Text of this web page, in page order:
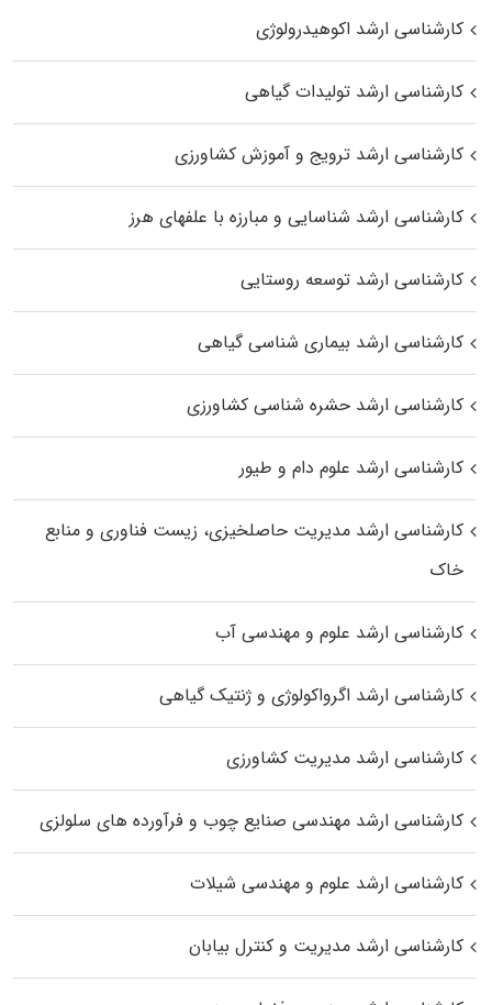
کارشناسی ارشد اکوهیدرولوژی
کارشناسی ارشد تولیدات گیاهی
کارشناسی ارشد ترویج و آموزش کشاورزی
کارشناسی ارشد شناسایی و مبارزه با علفهای هرز
کارشناسی ارشد توسعه روستایی
کارشناسی ارشد بیماری‌ شناسی گیاهی
کارشناسی ارشد حشره‌ شناسی کشاورزی
کارشناسی ارشد علوم دام و طیور
کارشناسی ارشد مدیریت حاصلخیزی، زیست فناوری و منابع
خاک
کارشناسی ارشد علوم و مهندسی آب
کارشناسی ارشد اگرواکولوژی و ژنتیک گیاهی
کارشناسی ارشد مدیریت کشاورزی
کارشناسی ارشد مهندسی صنایع چوب و فرآورده‌ های سلولزی
کارشناسی ارشد علوم و مهندسی شیلات
کارشناسی ارشد مدیریت و کنترل بیابان